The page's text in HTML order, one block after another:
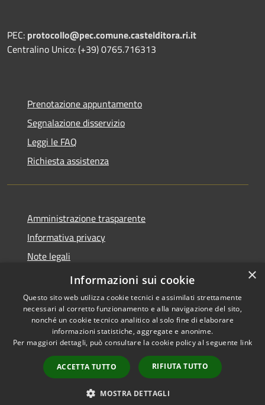
PEC: protocollo@pec.comune.castelditora.ri.it
Centralino Unico: (+39) 0765.716313
Prenotazione appuntamento
Segnalazione disservizio
Leggi le FAQ
Richiesta assistenza
Amministrazione trasparente
Informativa privacy
Note legali
Dichiarazione di accessibilità
Accessibilità
Copyright © 2026 • Comune di
Castel di Tora • Powered by
Municipium•
Accesso
redazione
×
Informazioni sui cookie
Questo sito web utilizza cookie tecnici e assimilati strettamente
necessari al corretto funzionamento e alla navigazione del sito,
nonché un cookie tecnico analitico al solo fine di elaborare
informazioni statistiche, aggregate e anonime.
Per maggiori dettagli, può consultare la cookie policy al seguente link
ACCETTA TUTTO RIFIUTA TUTTO
MOSTRA DETTAGLI